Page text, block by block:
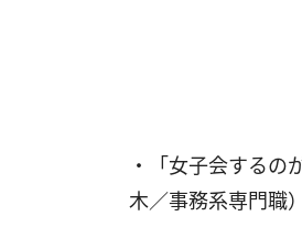
・「女子会する
木／事務系専門職）